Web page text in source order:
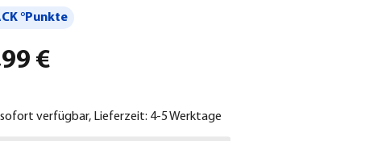
°Punkte
€
verfügbar, Lieferzeit: 4-5 Werktage